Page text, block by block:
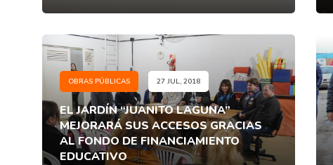
OBRAS PÚBLICAS 27 JUL, 2018
EL JARDÍN “JUANITO LAGUNA”
MEJORARÁ SUS ACCESOS GRACIAS
AL FONDO DE FINANCIAMIENTO
EDUCATIVO